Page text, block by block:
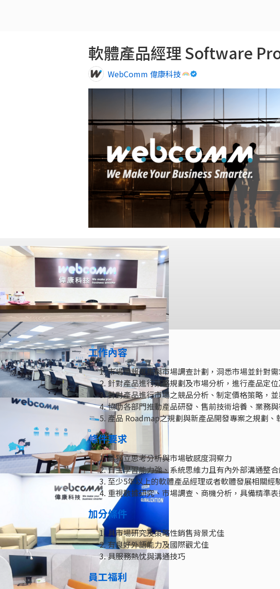
軟體產品經理 Software
WebComm 偉康科技
工作內容
市場情報蒐集與市場調查計劃，洞悉市場並針對
針對產品進行策略規劃及市場分析，進行產品定
針對產品進行市場之競品分析、制定價格策略，
協助各部門推動產品研發、售前技術培養、業務
產品 Roadmap之規劃與新產品開發專案之規劃、
條件要求
具獨立思考分析與市場敏感度洞察力
自主學習能力強、系統思維力且有內外部溝通整
至少5年以上的軟體產品經理或者軟體發展相關經
重視數據研究、市場調查、商機分析，具備精準
加分條件
具市場研究及策略性銷售背景尤佳
有良好外語能力及國際觀尤佳
具服務熱忱與溝通技巧
員工福利